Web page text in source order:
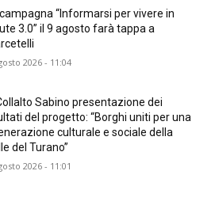
“Informarsi per vivere in
3.0” il 9 agosto farà tappa a
2026 - 11:04
Sabino presentazione dei
del progetto: “Borghi uniti per una
culturale e sociale della
del Turano”
2026 - 11:01